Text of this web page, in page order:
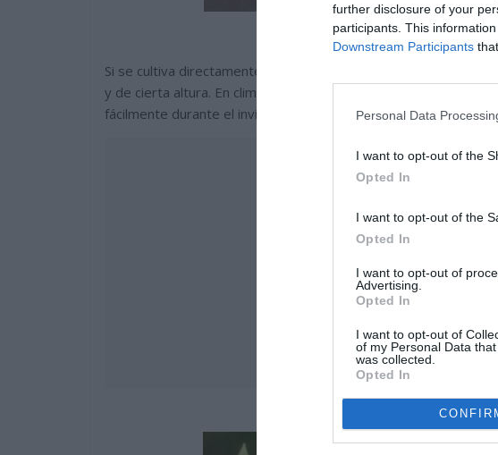
further disclosure of your
participants. This
Downstream Participants
Personal Data
I want to opt-out of the
Opted In
I want to opt-out of the
Opted In
I want to opt-out of
Advertising.
Opted In
I want to opt-out of
of my Personal Data
was collected.
Opted In
Si se cultiva directamente en el suelo del jardin, en climas con
y de cierta altura. En climas con inviernos fríos es mejor
fácilmente durante el invierno.